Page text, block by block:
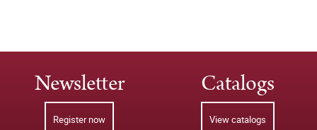
Newsletter
Register now
Catalogs
View catalogs